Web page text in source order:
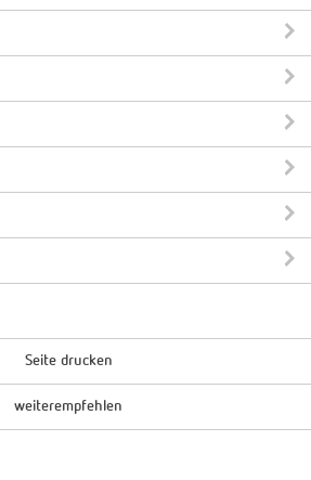
Seite drucken
weiterempfehlen